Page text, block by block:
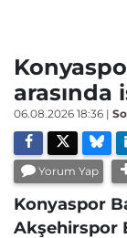
arasında
06.08.2026 18:36 |
Yorum Yap
Konyaspor
Akşehirspor